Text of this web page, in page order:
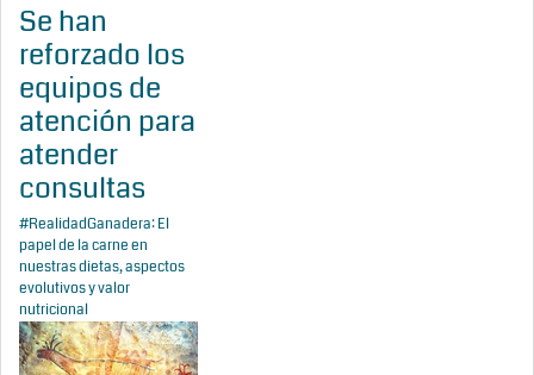
Se han
reforzado los
equipos de
atención para
atender
consultas
#RealidadGanadera: El
papel de la carne en
nuestras dietas, aspectos
evolutivos y valor
nutricional